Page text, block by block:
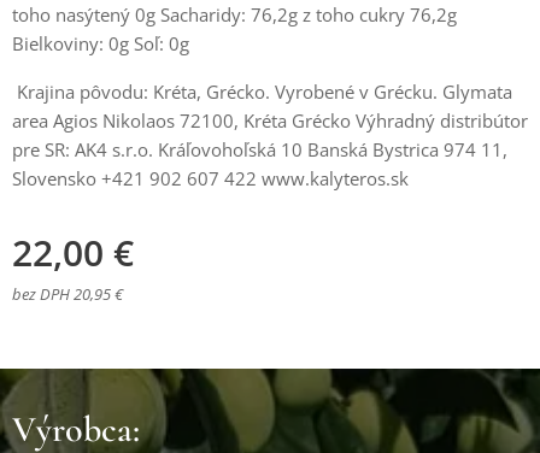
toho nasýtený 0g Sacharidy: 76,2g z toho cukry 76,2g
Bielkoviny: 0g Soľ: 0g
Krajina pôvodu: Kréta, Grécko. Vyrobené v Grécku. Glymata
area Agios Nikolaos 72100, Kréta Grécko Výhradný distribútor
pre SR: AK4 s.r.o. Kráľovohoľská 10 Banská Bystrica 974 11,
Slovensko +421 902 607 422 www.kalyteros.sk
22,00 €
bez DPH 20,95 €
Výrobca: